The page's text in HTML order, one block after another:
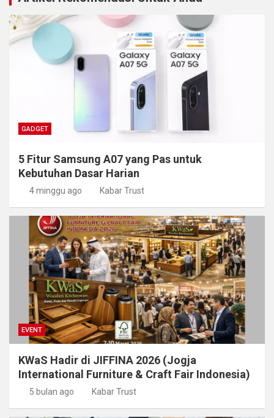
GADGET
5 Fitur Samsung A07 yang Pas untuk
Kebutuhan Dasar Harian
4 minggu ago Kabar Trust
EVENT
KWaS Hadir di JIFFINA 2026 (Jogja
International Furniture & Craft Fair Indonesia)
5 bulan ago Kabar Trust